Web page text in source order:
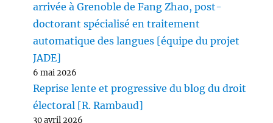
arrivée à Grenoble de Fang Zhao, post-
doctorant spécialisé en traitement
automatique des langues [équipe du projet
JADE]
6 mai 2026
Reprise lente et progressive du blog du droit
électoral [R. Rambaud]
30 avril 2026